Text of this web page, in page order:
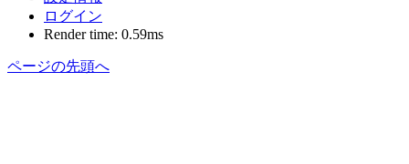
ログイン
Render time: 0.59ms
ページの先頭へ